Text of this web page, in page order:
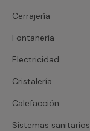
Cerrajería
Fontanería
Electricidad
Cristalería
Calefacción
Sistemas sanitarios